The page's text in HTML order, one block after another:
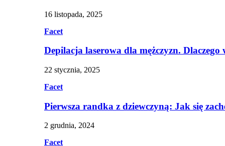
16 listopada, 2025
Facet
Depilacja laserowa dla mężczyzn. Dlaczego
22 stycznia, 2025
Facet
Pierwsza randka z dziewczyną: Jak się
2 grudnia, 2024
Facet